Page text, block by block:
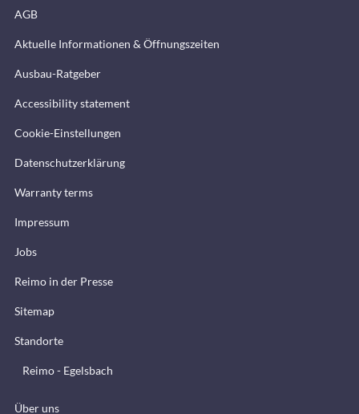
AGB
Aktuelle Informationen & Öffnungszeiten
Ausbau-Ratgeber
Accessibility statement
Cookie-Einstellungen
Datenschutzerklärung
Warranty terms
Impressum
Jobs
Reimo in der Presse
Sitemap
Standorte
Reimo - Egelsbach
Über uns